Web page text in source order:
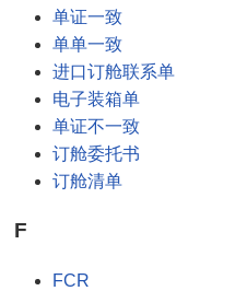
单证一致
单单一致
进口订舱联系单
电子装箱单
单证不一致
订舱委托书
订舱清单
F
FCR